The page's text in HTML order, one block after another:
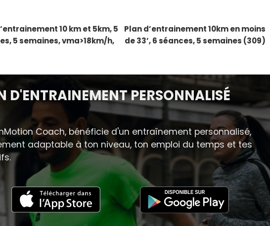
10 km et 5km, 5
5 semaines, vma>18km/h,
Article
suivant
Plan d’entrainement 10km en moins
de 33’, 6 séances, 5 semaines (309)
D'ENTRAINEMENT PERSONNALISÉ
Coach, bénéficie d'un entraînement personnalisé,
adaptable à ton niveau, ton emploi du temps et tes